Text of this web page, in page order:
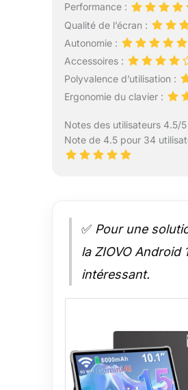
Performance :
Qualité de l’écran :
Autonomie :
Accessoires :
Polyvalence d’utilisation :
Ergonomie du clavier :
Notes des utilisateurs 4.5/5
Note de 4.5 pour 34
✅ Pour une
la ZIOVO Android
intéressant.